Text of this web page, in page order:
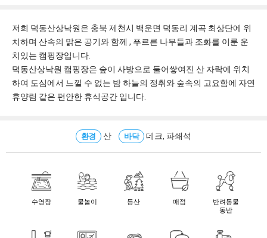
저희 덕동산상낙원은 충북 제천시 백운면 덕동리 계곡 최상단에 위
치하며 산속의 맑은 공기와 함께 , 푸르른 나무들과 조화를 이룬 운
치있는 캠핑장입니다.
덕동산상낙원 캠핑장은 숲이 사방으로 둘어쌓여진 산 자락에 위치
하여 도심에서 느낄 수 없는 밤 하늘의 정취와 숲속의 고요함에 자연
휴양림 같은 편안한 휴식공간 입니다.
환경 산 바닥 데크, 파쇄석
수영장 물놀이 등산 매점
반려동물
동반